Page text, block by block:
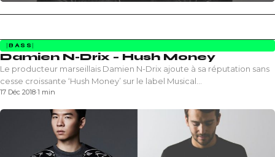
BASS
Damien N-Drix – Hush Money
Le producteur marseillais Damien N-Drix ajoute à sa réputation sans
cesse croissante ‘Hush Money’ sur le label Musical…
17 Déc 2018·1 min